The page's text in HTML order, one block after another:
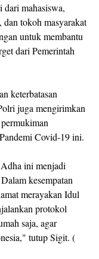
dari mahasiswa,
tokoh masyarakat
untuk membantu
dari Pemerintah
keterbatasan
juga mengirimkan
Covid-19 ini.
ini menjadi
kesempatan
merayakan Idul
protokol
saja, agar
tutup Sigit. (